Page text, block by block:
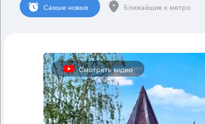
Cамые новые Ближайшие к метро
Смотреть видео